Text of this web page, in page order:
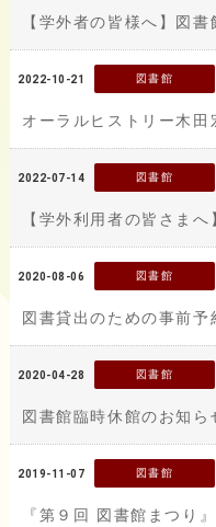
【学外者の皆様へ】図
2022-10-21 図書館
オーラルヒストリー木田
2022-07-14 図書館
【学外利用者の皆さま
2020-08-06 図書館
図書貸出のための事前
2020-04-28 図書館
図書館臨時休館のお知ら
2019-11-07 図書館
『第９回 図書館まつり